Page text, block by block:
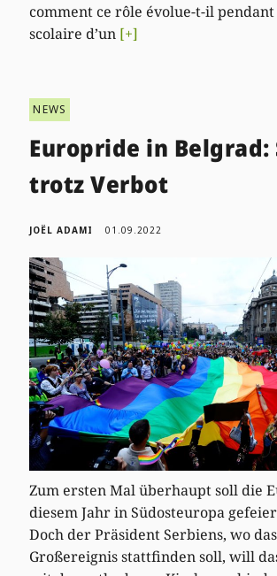
comment ce rôle évolue-t-il
scolaire d’un [+]
NEWS
Europride in
trotz Verbot
JOËL ADAMI 01.09.2022
Zum ersten Mal überhaupt soll die
diesem Jahr in Südosteuropa
Doch der Präsident Serbiens, wo
Großereignis stattfinden soll, will